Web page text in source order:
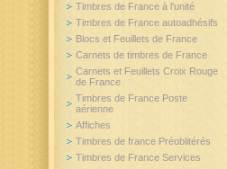
Timbres de France à l'unité
Timbres de France autoadhésifs
Blocs et Feuillets de France
Carnets de timbres de France
Carnets et Feuillets Croix Rouge
de France
Timbres de France Poste
aérienne
Affiches
Timbres de france Préoblitérés
Timbres de France Services